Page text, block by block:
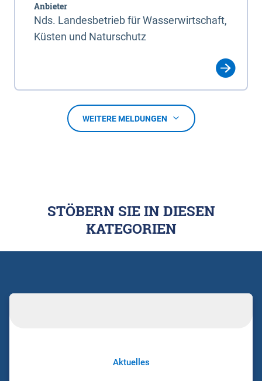
Anbieter
Nds. Landesbetrieb für Wasserwirtschaft,
Küsten und Naturschutz
WEITERE MELDUNGEN
STÖBERN SIE IN DIESEN
KATEGORIEN
Aktuelles